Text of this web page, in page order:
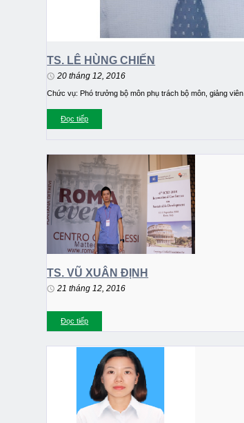
TS. LÊ HÙNG CHIẾN
20 tháng 12, 2016
Chức vụ: Phó trưởng bộ môn phụ trách bộ môn, giảng viên
Đọc tiếp
TS. VŨ XUÂN ĐỊNH
21 tháng 12, 2016
Đọc tiếp